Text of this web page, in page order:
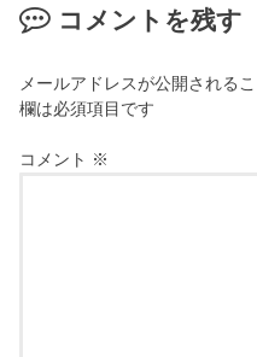
コメントを残す
メールアドレスが公開される
欄は必須項目です
コメント ※